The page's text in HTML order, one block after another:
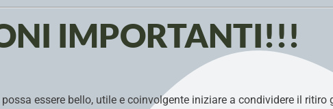
IMPORTANTI!!!
possa essere bello, utile e coinvolgente iniziare a condividere il